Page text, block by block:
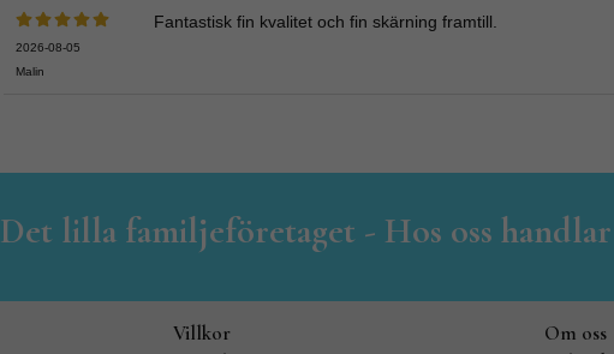
2026-08-05
Malin
Fantastisk fin kvalitet och fin skärning framtill.
Det lilla familjeföretaget - Hos oss
Villkor
Om oss